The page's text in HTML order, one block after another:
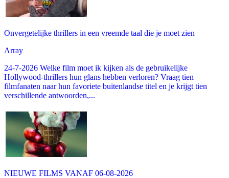
Onvergetelijke thrillers in een vreemde taal die je moet zien
Array
24-7-2026 Welke film moet ik kijken als de gebruikelijke
Hollywood-thrillers hun glans hebben verloren? Vraag tien
filmfanaten naar hun favoriete buitenlandse titel en je krijgt tien
verschillende antwoorden,...
NIEUWE FILMS VANAF 06-08-2026